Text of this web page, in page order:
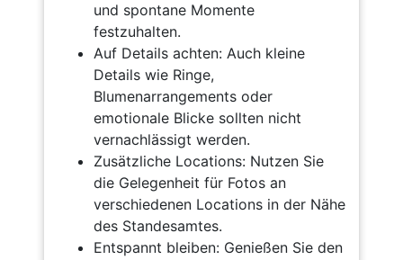
und spontane Momente
festzuhalten.
Auf Details achten: Auch kleine
Details wie Ringe,
Blumenarrangements oder
emotionale Blicke sollten nicht
vernachlässigt werden.
Zusätzliche Locations: Nutzen Sie
die Gelegenheit für Fotos an
verschiedenen Locations in der Nähe
des Standesamtes.
Entspannt bleiben: Genießen Sie den